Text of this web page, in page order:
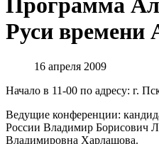
Программа
Руси времени
16 апреля 2009
Начало в 11-00 по адресу: г.
Ведущие конференции:
России Владимир Борисович
Владимировна Харлашова.